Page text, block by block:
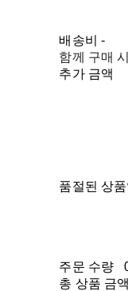
배송비-
함께 구매
추가 금액
품절된 상
주문 수량
총 상품 금액